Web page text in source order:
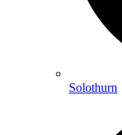
Solothurn